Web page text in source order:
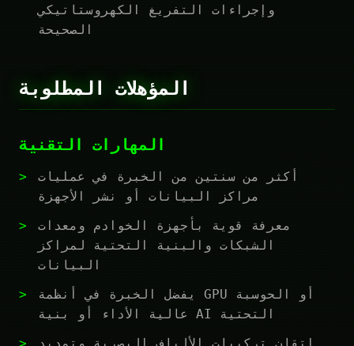
وإجراءات التفريغ الكهروستاتيكي
الصحيحة
المؤهلات المطلوبة
المهارات التقنية
أكثر من سنتين من الخبرة في عمليات
مراكز البيانات أو نشر الأجهزة
معرفة قوية بأجهزة الخوادم ومعدات
الشبكات والبنية التحتية لمراكز
البيانات
يفضل الخبرة في أنظمة GPU أو الحوسبة
عالية الأداء أو بنية AI التحتية